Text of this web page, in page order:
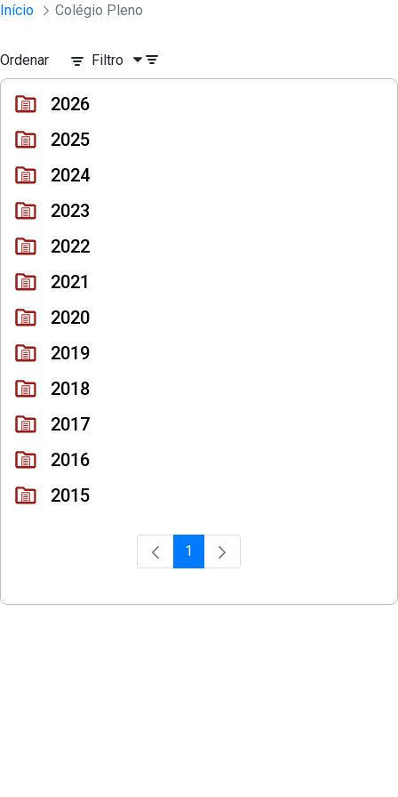
Pular para o Conteúdo principal
Sessões e Reuniões - Documentos
Início Colégio Pleno
Ordenar Filtro
2026
2025
2024
2023
2022
2021
2020
2019
2018
2017
2016
2015
Página
1